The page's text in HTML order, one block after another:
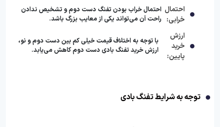
احتمال
خرابی:
احتمال خراب بودن تفنگ دست دوم و تشخیص ندادن
راحت آن می‌تواند یکی از معایب بزرگ باشد.
ارزش
خرید
پایین:
با توجه به اختلاف قیمت خیلی کم بین دست دوم و نو،
ارزش خرید تفنگ بادی دست دوم کاهش می‌یابد.
توجه به شرایط تفنگ بادی